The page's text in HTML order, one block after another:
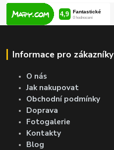
Informace pro zákazníky
O nás
Jak nakupovat
Obchodní podmínky
Doprava
Fotogalerie
Kontakty
Blog